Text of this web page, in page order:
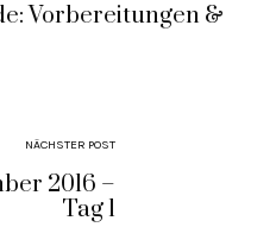
Vorbereitungen &
NÄCHSTER POST
2016 –
Tag 1